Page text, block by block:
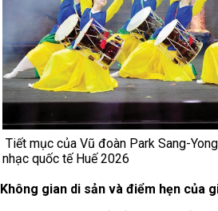
Tiết mục của Vũ đoàn Park Sang-
nhạc quốc tế Huế 2026
Không gian di sản và điểm hẹn của